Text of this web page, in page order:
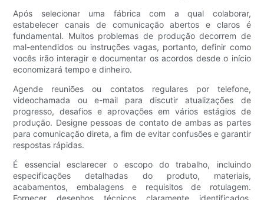
Após selecionar uma fábrica com a qual colaborar,
estabelecer canais de comunicação abertos e claros é
fundamental. Muitos problemas de produção decorrem de
mal-entendidos ou instruções vagas, portanto, definir como
vocês irão interagir e documentar os acordos desde o início
economizará tempo e dinheiro.
Agende reuniões ou contatos regulares por telefone,
videochamada ou e-mail para discutir atualizações de
progresso, desafios e aprovações em vários estágios de
produção. Designe pessoas de contato de ambas as partes
para comunicação direta, a fim de evitar confusões e garantir
respostas rápidas.
É essencial esclarecer o escopo do trabalho, incluindo
especificações detalhadas do produto, materiais,
acabamentos, embalagens e requisitos de rotulagem.